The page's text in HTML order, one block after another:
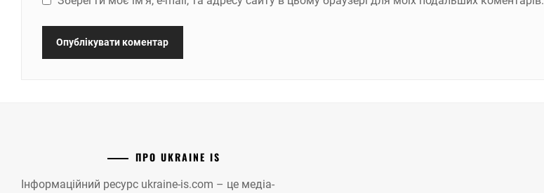
ПРО UKRAINE IS
Інформаційний ресурс ukraine-is.com – це медіа-